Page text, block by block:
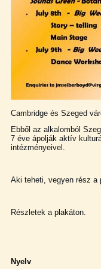
Cambridge és Szeged
Ebből az alkalomból
7 éve ápolják aktív
intézményeivel.
Aki teheti, vegyen rész a
Részletek a plakáton.
Nyelv